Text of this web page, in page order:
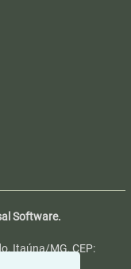
Software.
Itaúna/MG, CEP: